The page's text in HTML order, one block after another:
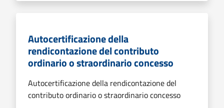
Autocertificazione della
rendicontazione del contributo
ordinario o straordinario concesso
Autocertificazione della rendicontazione del
contributo ordinario o straordinario concesso